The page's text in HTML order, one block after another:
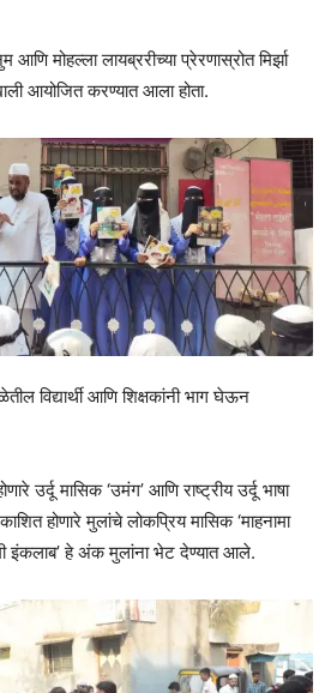
आणि मोहल्ला लायब्ररीच्या प्रेरणास्रोत मिर्झा
आयोजित करण्यात आला होता.
विद्यार्थी आणि शिक्षकांनी भाग घेऊन
उर्दू मासिक ‘उमंग’ आणि राष्ट्रीय उर्दू भाषा
होणारे मुलांचे लोकप्रिय मासिक ‘माहनामा
इंकलाब’ हे अंक मुलांना भेट देण्यात आले.